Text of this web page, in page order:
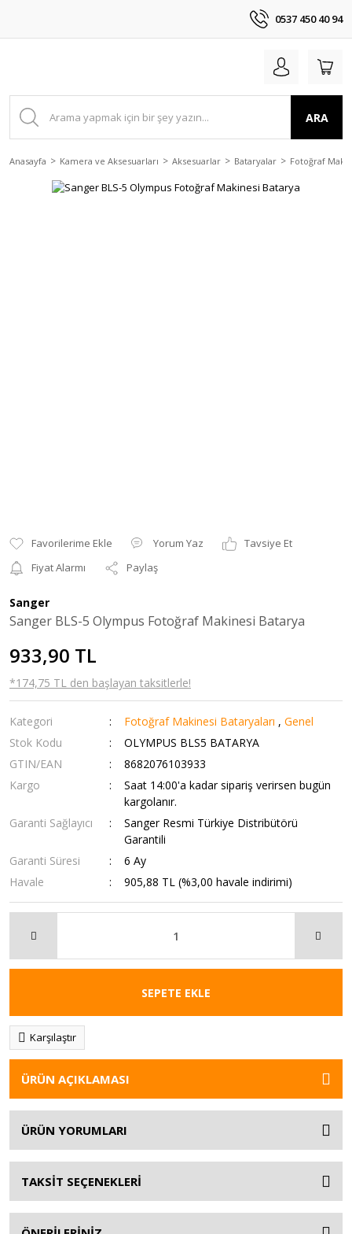
0537 450 40 94
ARA
Anasayfa Kamera ve Aksesuarları Aksesuarlar Bataryalar Fotoğraf
Yorum Yaz
Tavsiye Et
Fiyat Alarmı
Paylaş
Sanger
Sanger BLS-5 Olympus Fotoğraf Makinesi Batarya
933,90 TL
*174,75 TL den başlayan taksitlerle!
Kategori Fotoğraf Makinesi Bataryaları ,Genel
Stok Kodu
OLYMPUS BLS5 BATARYA
GTIN/EAN
8682076103933
Kargo
Saat 14:00'a kadar sipariş verirsen bugün
kargolanır.
Garanti Sağlayıcı
Sanger Resmi Türkiye Distribütörü
Garantili
Garanti Süresi
6 Ay
Havale
905,88 TL (%3,00 havale indirimi)
SEPETE EKLE
Karşılaştır
ÜRÜN AÇIKLAMASI
ÜRÜN YORUMLARI
TAKSİT SEÇENEKLERİ